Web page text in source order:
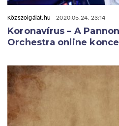
Közszolgálat.hu 2020.05.24. 23:14
Koronavírus – A
Orchestra online